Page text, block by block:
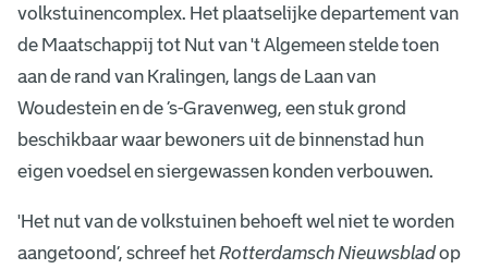
v
o
o
e
volkstuinencomplex. Het plaatselijke departement van
de Maatschappij tot Nut van 't Algemeen stelde toen
aan de rand van Kralingen, langs de Laan van
Woudestein en de ’s-Gravenweg, een stuk grond
beschikbaar waar bewoners uit de binnenstad hun
eigen voedsel en siergewassen konden verbouwen.
'Het nut van de volkstuinen behoeft wel niet te worden
aangetoond’, schreef hetRotterdamsch Nieuwsbladop